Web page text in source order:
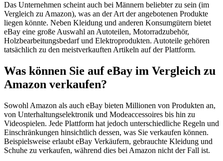
Das Unternehmen scheint auch bei Männern beliebter zu sein (im
Vergleich zu Amazon), was an der Art der angebotenen Produkte
liegen könnte. Neben Kleidung und anderen Konsumgütern bietet
eBay eine große Auswahl an Autoteilen, Motorradzubehör,
Holzbearbeitungsbedarf und Elektroprodukten. Autoteile gehören
tatsächlich zu den meistverkauften Artikeln auf der Plattform.
Was können Sie auf eBay im Vergleich zu
Amazon verkaufen?
Sowohl Amazon als auch eBay bieten Millionen von Produkten an,
von Unterhaltungselektronik und Modeaccessoires bis hin zu
Videospielen. Jede Plattform hat jedoch unterschiedliche Regeln und
Einschränkungen hinsichtlich dessen, was Sie verkaufen können.
Beispielsweise erlaubt eBay Verkäufern, gebrauchte Kleidung und
Schuhe zu verkaufen, während dies bei Amazon nicht der Fall ist.